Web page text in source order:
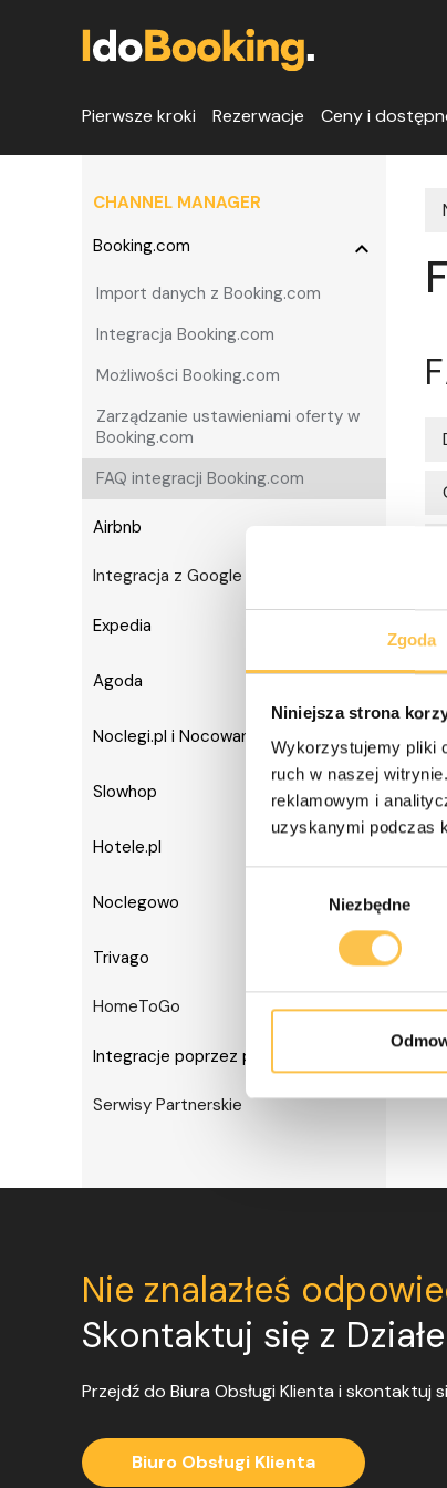
Zgoda
Niniejsza strona
Wykorzystujemy pliki
ruch w naszej
reklamowym i
uzyskanymi podczas
Niezbędne
Pierwsze kroki Rezerwacje Ceny i
CHANNEL MANAGER
Booking.com
expand_more
Import danych z Booking.com
Integracja Booking.com
Możliwości Booking.com
Zarządzanie ustawieniami oferty w
Booking.com
FAQ integracji Booking.com
Airbnb
Integracja z Google
Expedia
Agoda
Noclegi.pl i Nocowanie.pl expand_more
Slowhop expand_more
Hotele.pl
Noclegowo expand_more
Trivago expand_more
HomeToGo
Integracje poprzez pliki iCal
Serwisy Partnerskie
Nie znalazłeś
Skontaktuj się z
Przejdź do Biura Obsługi Klienta i skontaktuj
Biuro Obsługi Klienta